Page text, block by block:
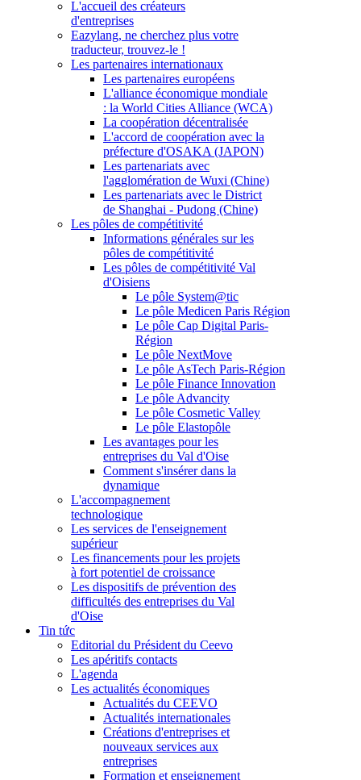
L'accueil des créateurs
d'entreprises
Eazylang, ne cherchez plus votre
traducteur, trouvez-le !
Les partenaires internationaux
Les partenaires européens
L'alliance économique mondiale
: la World Cities Alliance (WCA)
La coopération décentralisée
L'accord de coopération avec la
préfecture d'OSAKA (JAPON)
Les partenariats avec
l'agglomération de Wuxi (Chine)
Les partenariats avec le District
de Shanghai - Pudong (Chine)
Les pôles de compétitivité
Informations générales sur les
pôles de compétitivité
Les pôles de compétitivité Val
d'Oisiens
Le pôle System@tic
Le pôle Medicen Paris Région
Le pôle Cap Digital Paris-
Région
Le pôle NextMove
Le pôle AsTech Paris-Région
Le pôle Finance Innovation
Le pôle Advancity
Le pôle Cosmetic Valley
Le pôle Elastopôle
Les avantages pour les
entreprises du Val d'Oise
Comment s'insérer dans la
dynamique
L'accompagnement
technologique
Les services de l'enseignement
supérieur
Les financements pour les projets
à fort potentiel de croissance
Les dispositifs de prévention des
difficultés des entreprises du Val
d'Oise
Tin tức
Editorial du Président du Ceevo
Les apéritifs contacts
L'agenda
Les actualités économiques
Actualités du CEEVO
Actualités internationales
Créations d'entreprises et
nouveaux services aux
entreprises
Formation et enseignement